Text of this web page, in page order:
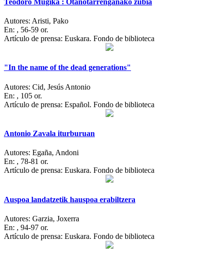
Teodoro Mugika : Otañotarrenganako zubia
Autores: Aristi, Pako
En: , 56-59 or.
Artículo de prensa: Euskara. Fondo de biblioteca
"In the name of the dead generations"
Autores: Cid, Jesús Antonio
En: , 105 or.
Artículo de prensa: Español. Fondo de biblioteca
Antonio Zavala iturburuan
Autores: Egaña, Andoni
En: , 78-81 or.
Artículo de prensa: Euskara. Fondo de biblioteca
Auspoa landatzetik hauspoa erabiltzera
Autores: Garzia, Joxerra
En: , 94-97 or.
Artículo de prensa: Euskara. Fondo de biblioteca